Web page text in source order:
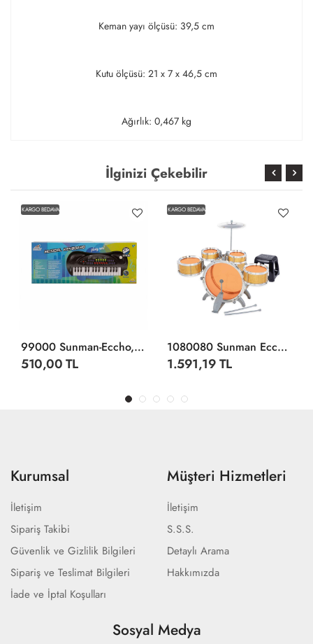
Keman yayı ölçüsü: 39,5 cm
Kutu ölçüsü: 21 x 7 x 46,5 cm
Ağırlık: 0,467 kg
İlginizi Çekebilir
KARGO BEDAVA
99000 Sunman-Eccho, 32 Tuşlu Mikrofonlu Org / +3 Yaş
510,00 TL
KARGO BEDAVA
1080080 Sunman Eccho, Davul Set - Jazz Drum / 5 Adet Davul, Zil Ve Tabure / +3 Yaş
1.591,19 TL
Kurumsal
İletişim
Sipariş Takibi
Güvenlik ve Gizlilik Bilgileri
Sipariş ve Teslimat Bilgileri
İade ve İptal Koşulları
Müşteri Hizmetleri
İletişim
S.S.S.
Detaylı Arama
Hakkımızda
Sosyal Medya